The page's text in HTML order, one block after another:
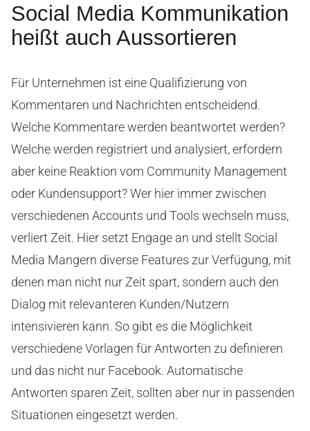
Social Media Kommunikation
heißt auch Aussortieren
Für Unternehmen ist eine Qualifizierung von
Kommentaren und Nachrichten entscheidend.
Welche Kommentare werden beantwortet werden?
Welche werden registriert und analysiert, erfordern
aber keine Reaktion vom Community Management
oder Kundensupport? Wer hier immer zwischen
verschiedenen Accounts und Tools wechseln muss,
verliert Zeit. Hier setzt Engage an und stellt Social
Media Mangern diverse Features zur Verfügung, mit
denen man nicht nur Zeit spart, sondern auch den
Dialog mit relevanteren Kunden/Nutzern
intensivieren kann. So gibt es die Möglichkeit
verschiedene Vorlagen für Antworten zu definieren
und das nicht nur Facebook. Automatische
Antworten sparen Zeit, sollten aber nur in passenden
Situationen eingesetzt werden.